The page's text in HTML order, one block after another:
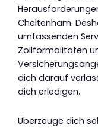
Cheltenham.
umfassenden
Zollformalitäten
dich darauf
dich erledigen.
Überzeuge dich